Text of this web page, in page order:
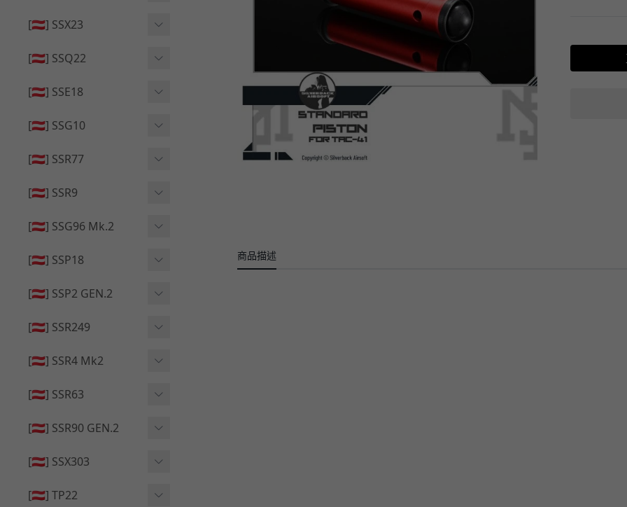
🔄 原廠 ⧸ 零件
[🇦🇹] SSX23
🟦 主體 ⧸ 彈匣
[🇦🇹] SSQ22
🟦 主體 ⧸ 彈匣
[🇦🇹] SSE18
👁️‍🗨️ 外觀 ⧸ 色彩
[🇦🇹] SSG10
🟦 主體 ⧸ 彈匣
[🇦🇹] SSR77
🟦 主體 ⧸ 彈匣
[🇦🇹] SSR9
👁️‍🗨️ 外觀 ⧸ 色彩
[🇦🇹] SSG96 Mk.2
🆙 升級 ⧸ 部件
[🇦🇹] SSP18
👁️‍🗨️ 外觀 ⧸ 色彩
[🇦🇹] SSP2 GEN.2
🔄 原廠 ⧸ 零件
[🇦🇹] SSR249
🟦 主體 ⧸ 彈匣
[🇦🇹] SSR4 Mk2
🟦 主體 ⧸ 彈匣
[🇦🇹] SSR63
🆙 升級 ⧸ 部件
[🇦🇹] SSR90 GEN.2
🆙 升級 ⧸ 部件
[🇦🇹] SSX303
🔄 原廠 ⧸ 零件
[🇦🇹] TP22
商品描述